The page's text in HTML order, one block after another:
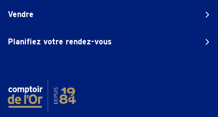
Vendre
Planifiez votre rendez-vous